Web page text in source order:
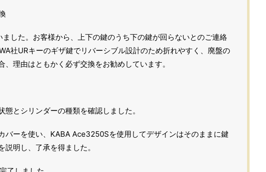
した。お客様から、上下の鍵のうち下の鍵が回らないとのご連絡
社URキーのギザ鍵でリバーシブル設計のため折れやすく、廃盤の
理由はともかく必ず交換をお勧めしています。
とシリンダーの種類を確認しました。
バーを使い、KABA Ace3250Sを使用してデザインはそのままに鍵
明し、了承を得ました。